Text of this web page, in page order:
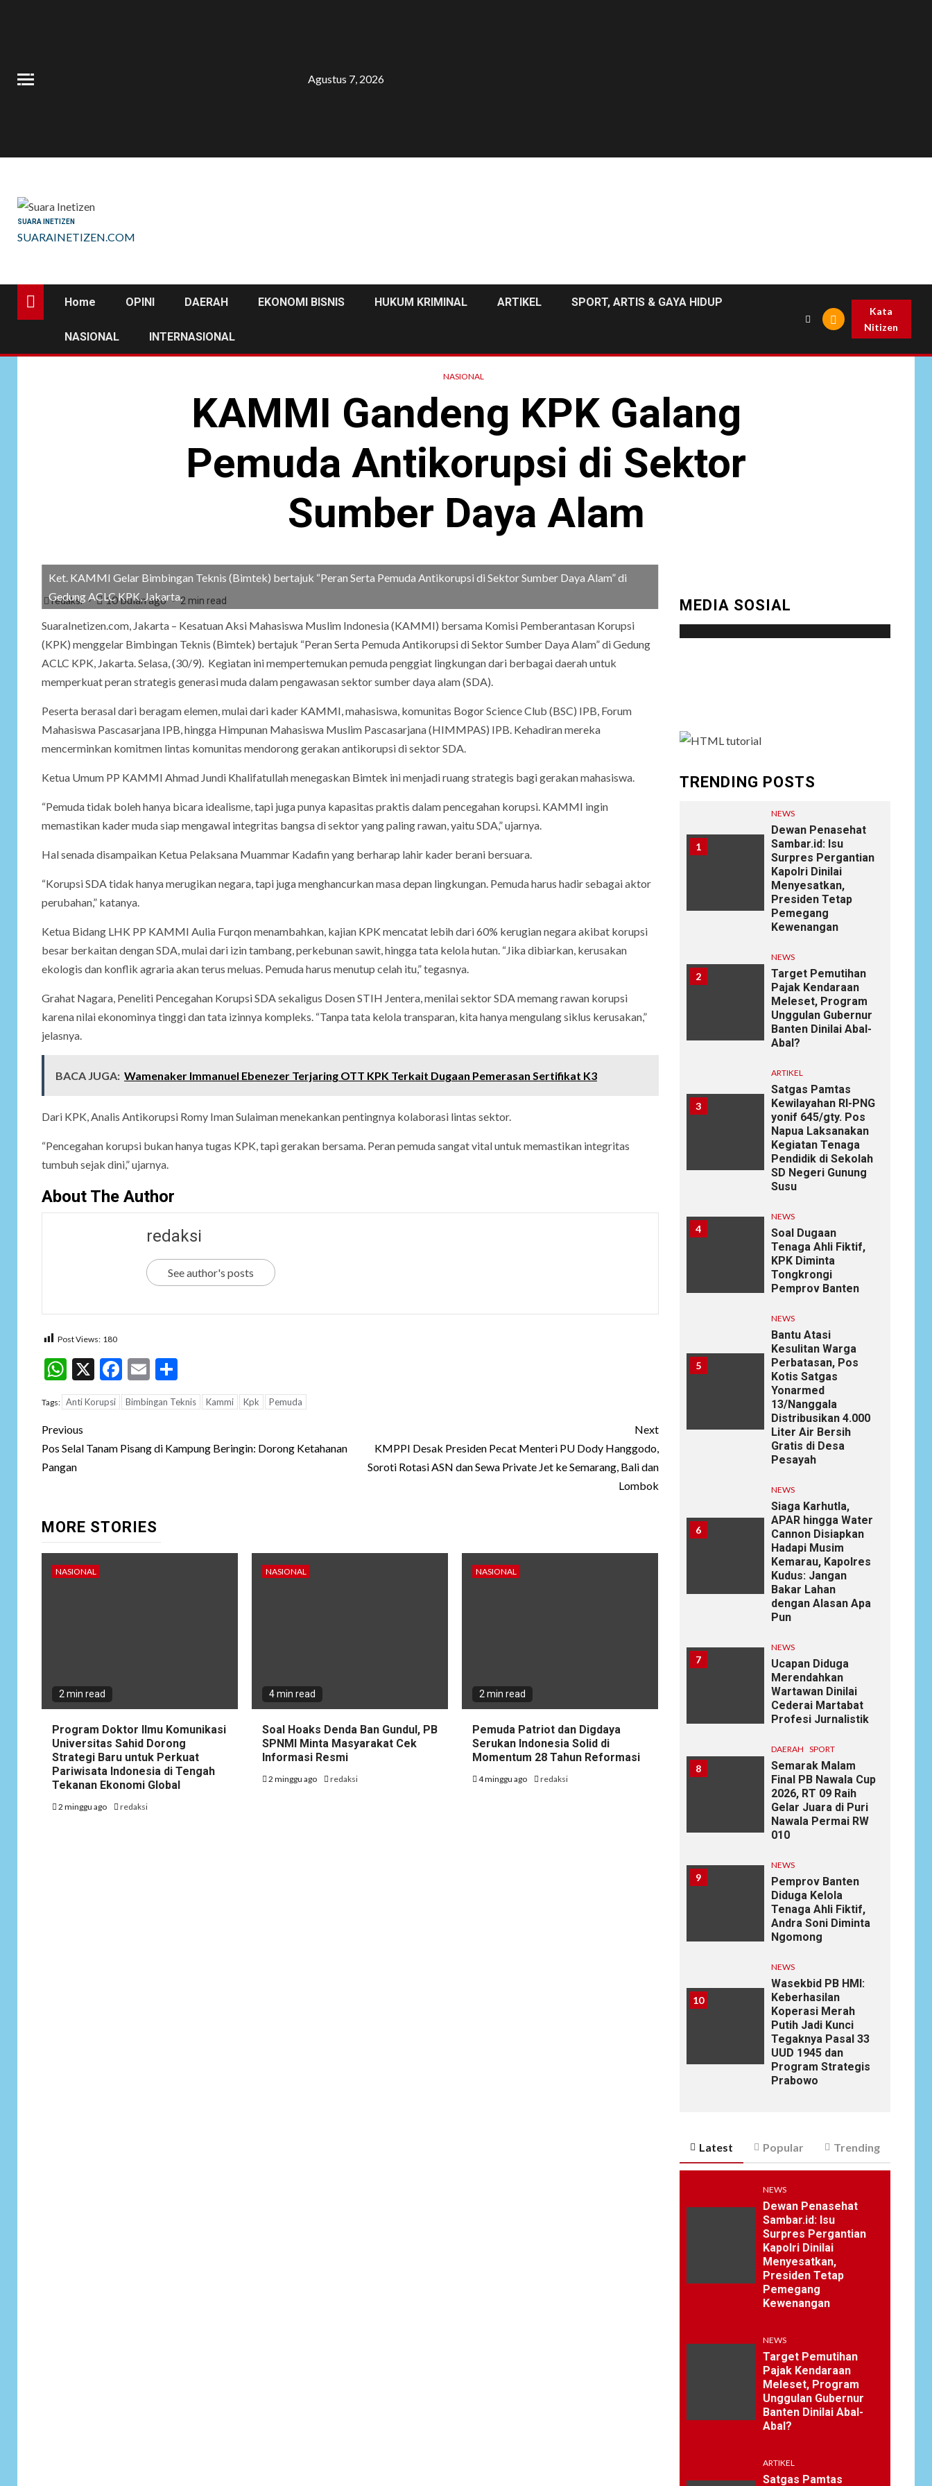
Agustus 7, 2026
SUARA INETIZEN
SUARAINETIZEN.COM
Home OPINI DAERAH EKONOMI BISNIS HUKUM KRIMINAL ARTIKEL SPORT, ARTIS & GAYA HIDUP
NASIONAL INTERNASIONAL
Kata
Nitizen
NASIONAL
KAMMI Gandeng KPK Galang
Pemuda Antikorupsi di Sektor
Sumber Daya Alam
redaksi 10 bulan ago 2 min read
Ket. KAMMI Gelar Bimbingan Teknis (Bimtek) bertajuk “Peran Serta Pemuda Antikorupsi di Sektor Sumber Daya Alam” di
Gedung ACLC KPK, Jakarta.
SuaraInetizen.com, Jakarta – Kesatuan Aksi Mahasiswa Muslim Indonesia (KAMMI) bersama Komisi Pemberantasan Korupsi
(KPK) menggelar Bimbingan Teknis (Bimtek) bertajuk “Peran Serta Pemuda Antikorupsi di Sektor Sumber Daya Alam” di Gedung
ACLC KPK, Jakarta. Selasa, (30/9). Kegiatan ini mempertemukan pemuda penggiat lingkungan dari berbagai daerah untuk
memperkuat peran strategis generasi muda dalam pengawasan sektor sumber daya alam (SDA).
Peserta berasal dari beragam elemen, mulai dari kader KAMMI, mahasiswa, komunitas Bogor Science Club (BSC) IPB, Forum
Mahasiswa Pascasarjana IPB, hingga Himpunan Mahasiswa Muslim Pascasarjana (HIMMPAS) IPB. Kehadiran mereka
mencerminkan komitmen lintas komunitas mendorong gerakan antikorupsi di sektor SDA.
Ketua Umum PP KAMMI Ahmad Jundi Khalifatullah menegaskan Bimtek ini menjadi ruang strategis bagi gerakan mahasiswa.
“Pemuda tidak boleh hanya bicara idealisme, tapi juga punya kapasitas praktis dalam pencegahan korupsi. KAMMI ingin
memastikan kader muda siap mengawal integritas bangsa di sektor yang paling rawan, yaitu SDA,” ujarnya.
Hal senada disampaikan Ketua Pelaksana Muammar Kadafin yang berharap lahir kader berani bersuara.
“Korupsi SDA tidak hanya merugikan negara, tapi juga menghancurkan masa depan lingkungan. Pemuda harus hadir sebagai aktor
perubahan,” katanya.
Ketua Bidang LHK PP KAMMI Aulia Furqon menambahkan, kajian KPK mencatat lebih dari 60% kerugian negara akibat korupsi
besar berkaitan dengan SDA, mulai dari izin tambang, perkebunan sawit, hingga tata kelola hutan. “Jika dibiarkan, kerusakan
ekologis dan konflik agraria akan terus meluas. Pemuda harus menutup celah itu,” tegasnya.
Grahat Nagara, Peneliti Pencegahan Korupsi SDA sekaligus Dosen STIH Jentera, menilai sektor SDA memang rawan korupsi
karena nilai ekonominya tinggi dan tata izinnya kompleks. “Tanpa tata kelola transparan, kita hanya mengulang siklus kerusakan,”
jelasnya.
BACA JUGA: Wamenaker Immanuel Ebenezer Terjaring OTT KPK Terkait Dugaan Pemerasan Sertifikat K3
Dari KPK, Analis Antikorupsi Romy Iman Sulaiman menekankan pentingnya kolaborasi lintas sektor.
“Pencegahan korupsi bukan hanya tugas KPK, tapi gerakan bersama. Peran pemuda sangat vital untuk memastikan integritas
tumbuh sejak dini,” ujarnya.
About The Author
redaksi
See author's posts
Post Views: 180
WhatsApp
X Facebook
Email
Tags: Anti Korupsi Bimbingan Teknis Kammi Kpk Pemuda
Post
navigation
Previous
Pos Selal Tanam Pisang di Kampung Beringin: Dorong Ketahanan
Pangan
Next
KMPPI Desak Presiden Pecat Menteri PU Dody Hanggodo,
Soroti Rotasi ASN dan Sewa Private Jet ke Semarang, Bali dan
Lombok
MORE STORIES
NASIONAL
2 min read
Program Doktor Ilmu Komunikasi
Universitas Sahid Dorong
Strategi Baru untuk Perkuat
Pariwisata Indonesia di Tengah
Tekanan Ekonomi Global
2 minggu ago redaksi
NASIONAL
4 min read
Soal Hoaks Denda Ban Gundul, PB
SPNMI Minta Masyarakat Cek
Informasi Resmi
2 minggu ago redaksi
NASIONAL
2 min read
Pemuda Patriot dan Digdaya
Serukan Indonesia Solid di
Momentum 28 Tahun Reformasi
4 minggu ago redaksi
MEDIA SOSIAL
TRENDING POSTS
1
NEWS
Dewan Penasehat
Sambar.id: Isu
Surpres Pergantian
Kapolri Dinilai
Menyesatkan,
Presiden Tetap
Pemegang
Kewenangan
2
NEWS
Target Pemutihan
Pajak Kendaraan
Meleset, Program
Unggulan Gubernur
Banten Dinilai Abal-
Abal?
3
ARTIKEL
Satgas Pamtas
Kewilayahan RI-PNG
yonif 645/gty. Pos
Napua Laksanakan
Kegiatan Tenaga
Pendidik di Sekolah
SD Negeri Gunung
Susu
4
NEWS
Soal Dugaan
Tenaga Ahli Fiktif,
KPK Diminta
Tongkrongi
Pemprov Banten
5
NEWS
Bantu Atasi
Kesulitan Warga
Perbatasan, Pos
Kotis Satgas
Yonarmed
13/Nanggala
Distribusikan 4.000
Liter Air Bersih
Gratis di Desa
Pesayah
6
NEWS
Siaga Karhutla,
APAR hingga Water
Cannon Disiapkan
Hadapi Musim
Kemarau, Kapolres
Kudus: Jangan
Bakar Lahan
dengan Alasan Apa
Pun
7
NEWS
Ucapan Diduga
Merendahkan
Wartawan Dinilai
Cederai Martabat
Profesi Jurnalistik
8
DAERAH SPORT
Semarak Malam
Final PB Nawala Cup
2026, RT 09 Raih
Gelar Juara di Puri
Nawala Permai RW
010
9
NEWS
Pemprov Banten
Diduga Kelola
Tenaga Ahli Fiktif,
Andra Soni Diminta
Ngomong
10
NEWS
Wasekbid PB HMI:
Keberhasilan
Koperasi Merah
Putih Jadi Kunci
Tegaknya Pasal 33
UUD 1945 dan
Program Strategis
Prabowo
Latest Popular Trending
NEWS
Dewan Penasehat
Sambar.id: Isu
Surpres Pergantian
Kapolri Dinilai
Menyesatkan,
Presiden Tetap
Pemegang
Kewenangan
NEWS
Target Pemutihan
Pajak Kendaraan
Meleset, Program
Unggulan Gubernur
Banten Dinilai Abal-
Abal?
ARTIKEL
Satgas Pamtas